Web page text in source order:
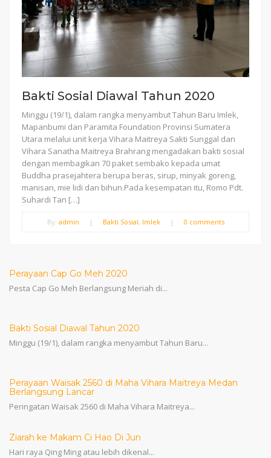
Bakti Sosial Diawal Tahun 2020
Minggu (19/1), dalam rangka menyambut Tahun Baru Imlek,
Mapanbumi dan Paramita Foundation Provinsi Sumatera
Utara melalui unit kerja Vihara Maitreya Sakti Sunggal dan
Vihara Sanatha Maitreya Brahrang mengadakan bakti sosial
dengan membagikan 70 paket sembako kepada umat
Buddha prasejahtera berupa beras, sirup, minyak goreng,
manisan, mie lidi dan bihun.Pada kesempatan itu, Romo Pdt.
Suhardi Tan […]
By: admin | Bakti Sosial, Imlek | 0 comments
Perayaan Cap Go Meh 2020
Pesta Cap Go Meh Berlangsung Meriah di...
Bakti Sosial Diawal Tahun 2020
Minggu (19/1), dalam rangka menyambut Tahun Baru...
Perayaan Waisak 2560 di Maha Vihara Maitreya Medan
Berlangsung Lancar
Peringatan Waisak 2560 di Maha Vihara Maitreya...
Ziarah ke Makam Ci Hao Di Jun
Hari raya Qing Ming atau lebih dikenal...